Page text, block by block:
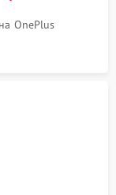
OnePlus